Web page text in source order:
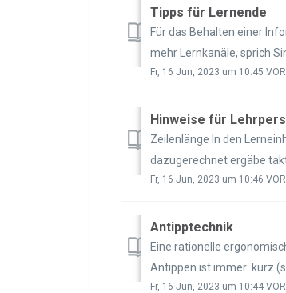
Tipps für Lernende
Für das Behalten einer
mehr Lernkanäle, sprich
Fr, 16 Jun, 2023 um 10:45
Hinweise für
Zeilenlänge In den
dazugerechnet ergäbe
Fr, 16 Jun, 2023 um 10:46
Antipptechnik
Eine rationelle
Antippen ist immer: kurz
Fr, 16 Jun, 2023 um 10:44